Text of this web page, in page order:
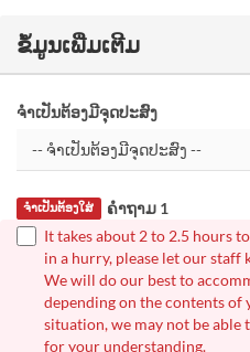
ຂໍ້ມູນເພີ່ມເຕີມ
ຈຳເປັນຕ້ອງມີຈຸດປະສົງ
ຄຳຖາມ 1
ຈຳເປັນຕ້ອງໃສ່
It takes about 2 to 2.5 hours
in a hurry, please let our staff
We will do our best to
depending on the contents of
situation, we may not be able
for your understanding.